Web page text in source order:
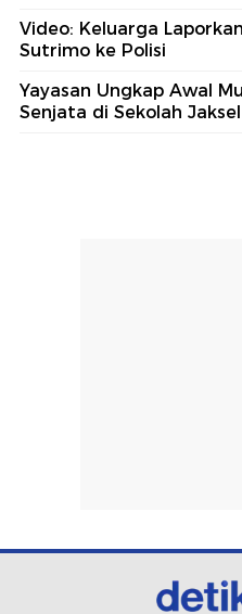
Video: Keluarga
Sutrimo ke Polisi
Yayasan Ungkap Awal
Senjata di Sekolah Jaksel